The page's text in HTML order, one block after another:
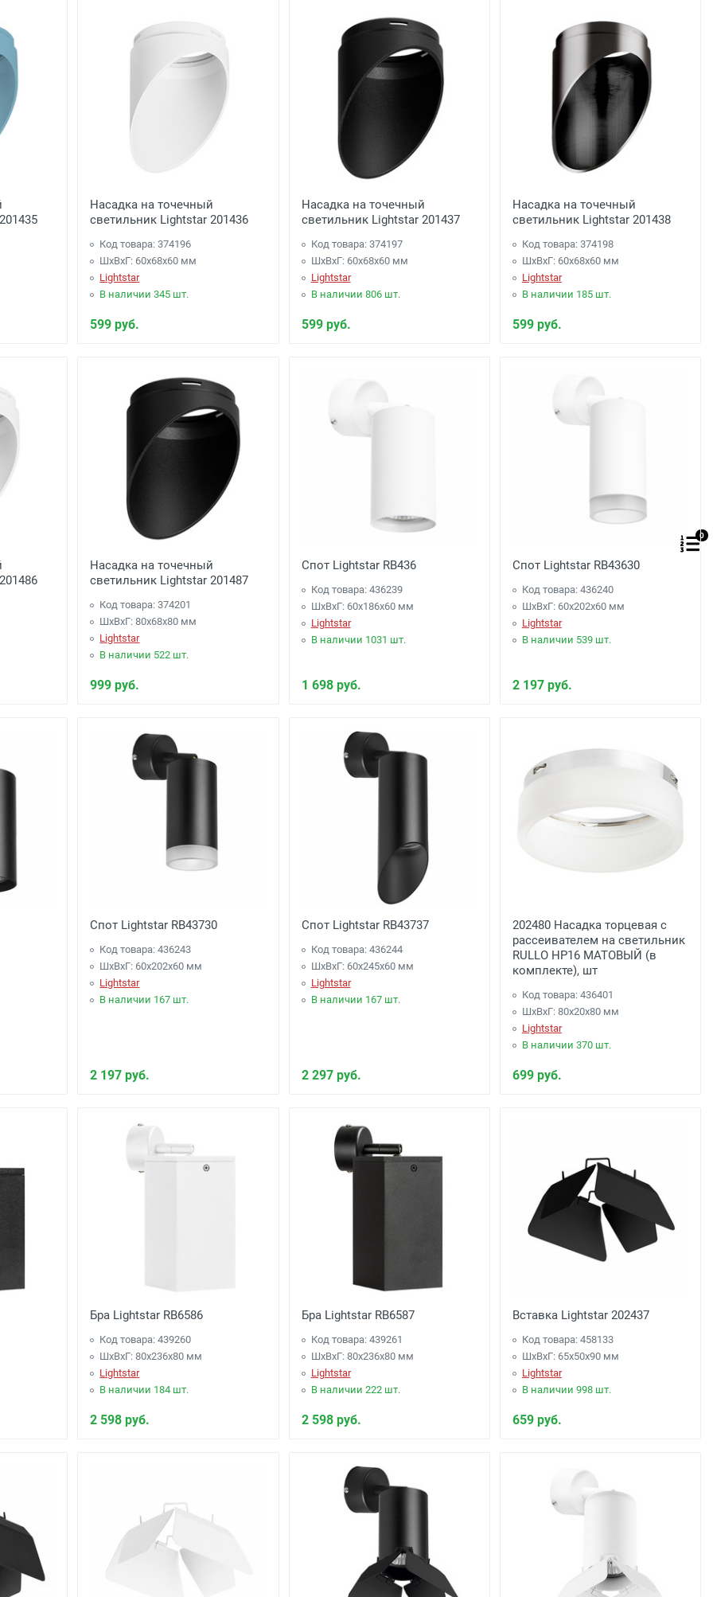
Насадка на точечный
светильник Lightstar 201436
Код товара: 374196
ШхВхГ: 60x68x60 мм
Lightstar
В наличии 345 шт.
599 руб.
Насадка на точечный
светильник Lightstar 201437
Код товара: 374197
ШхВхГ: 60x68x60 мм
Lightstar
В наличии 806 шт.
599 руб.
Насадка на точечный
светильник Lightstar 201438
Код товара: 374198
ШхВхГ: 60x68x60 мм
Lightstar
В наличии 185 шт.
599 руб.
Насадка на точечный
светильник Lightstar 201487
Код товара: 374201
ШхВхГ: 80x68x80 мм
Lightstar
В наличии 522 шт.
999 руб.
Спот Lightstar RB436
Код товара: 436239
ШхВхГ: 60x186x60 мм
Lightstar
В наличии 1031 шт.
1 698 руб.
Спот Lightstar RB43630
Код товара: 436240
ШхВхГ: 60x202x60 мм
Lightstar
В наличии 539 шт.
2 197 руб.
Спот Lightstar RB43730
Код товара: 436243
ШхВхГ: 60x202x60 мм
Lightstar
В наличии 167 шт.
2 197 руб.
Спот Lightstar RB43737
Код товара: 436244
ШхВхГ: 60x245x60 мм
Lightstar
В наличии 167 шт.
2 297 руб.
202480 Насадка торцевая с
рассеивателем на светильник
RULLO HP16 МАТОВЫЙ (в
комплекте), шт
Код товара: 436401
ШхВхГ: 80x20x80 мм
Lightstar
В наличии 370 шт.
699 руб.
Бра Lightstar RB6586
Код товара: 439260
ШхВхГ: 80x236x80 мм
Lightstar
В наличии 184 шт.
2 598 руб.
Бра Lightstar RB6587
Код товара: 439261
ШхВхГ: 80x236x80 мм
Lightstar
В наличии 222 шт.
2 598 руб.
Вставка Lightstar 202437
Код товара: 458133
ШхВхГ: 65x50x90 мм
Lightstar
В наличии 998 шт.
659 руб.
0